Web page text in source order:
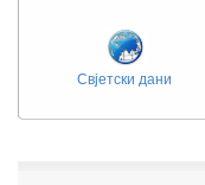
Свјетски дани